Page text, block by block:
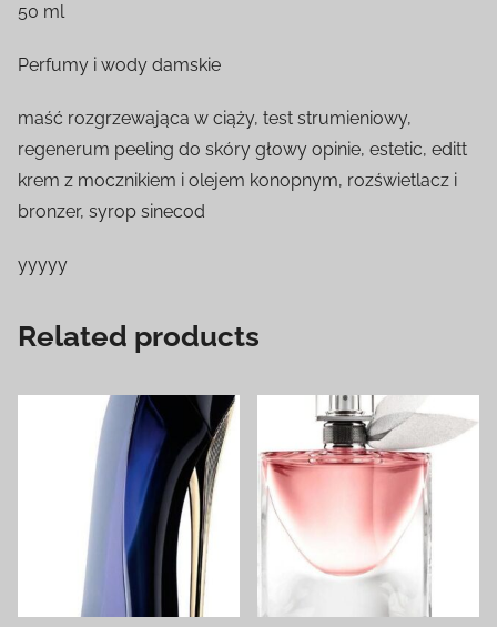
50 ml
Perfumy i wody damskie
maść rozgrzewająca w ciąży, test strumieniowy,
regenerum peeling do skóry głowy opinie, estetic, editt
krem z mocznikiem i olejem konopnym, rozświetlacz i
bronzer, syrop sinecod
yyyyy
Related products